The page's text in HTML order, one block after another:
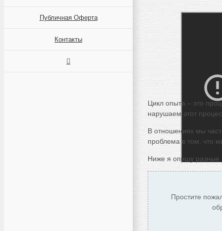
Публичная Оферта
Контакты
Цикл опыта – это
нарушаем этот
В отношениях мы
проблема в том, что
Ниже я опишу разные
Простите